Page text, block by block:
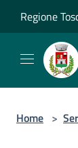
Regione
Home >